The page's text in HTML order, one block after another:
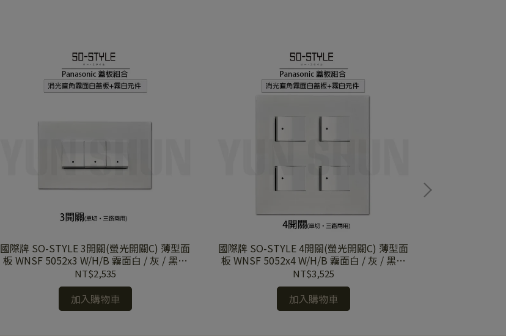
國際牌 SO-STYLE 3開關(螢光開關C) 薄型面
板 WNSF 5052x3 W/H/B 霧面白 / 灰 / 黑蓋
板
NT$2,535
加入購物車
國際牌 SO-STYLE 4開關(螢光開關C) 薄型面
板 WNSF 5052x4 W/H/B 霧面白 / 灰 / 黑蓋
板
NT$3,525
加入購物車